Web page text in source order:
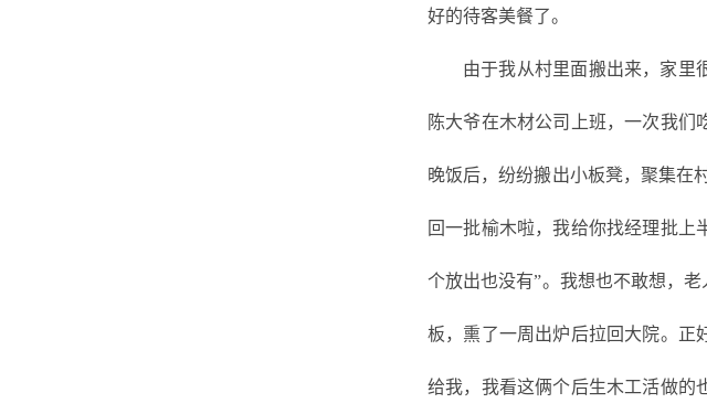
好的待客美餐了。
由于我从村里面搬出来，家里
陈大爷在木材公司上班，一次我
晚饭后，纷纷搬出小板凳，聚集在
回一批榆木啦，我给你找经理批
个放出也没有”。我想也不敢想，
板，熏了一周出炉后拉回大院。正
给我，我看这俩个后生木工活做的